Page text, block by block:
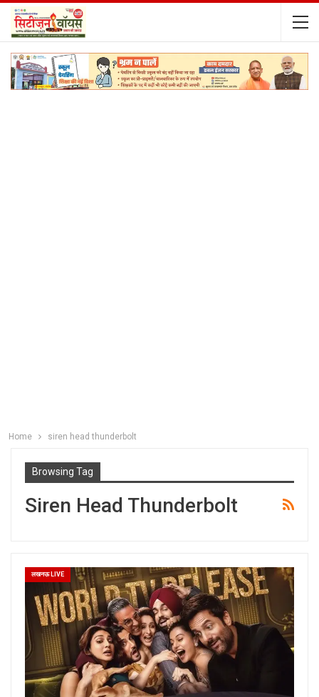
Home siren head thunderbolt
Browsing Tag
Siren Head Thunderbolt
लखनऊ LIVE